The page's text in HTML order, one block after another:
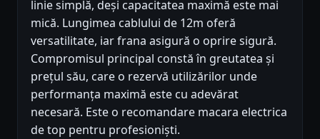
linie simplă, deși capacitatea maximă este mai
mică. Lungimea cablului de 12m oferă
versatilitate, iar frana asigură o oprire sigură.
Compromisul principal constă în greutatea și
prețul său, care o rezervă utilizărilor unde
performanța maximă este cu adevărat
necesară. Este o recomandare macara electrica
de top pentru profesioniști.